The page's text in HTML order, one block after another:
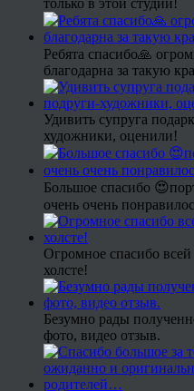
Ребята спасибо🙏
благодарна за такую
Удивить супруга
художники, оценили!
Большое спасибо
очень очень
Огромное спасибо
холсте!
Безумно рады
фото, видео отзыв.